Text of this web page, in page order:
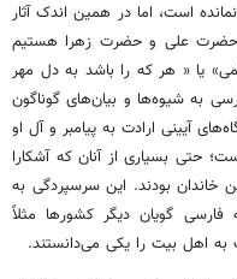
است، اما در همین اندک آثار
حضرت علی و حضرت زهرا هستیم
یا « هر که را باشد به دل مهر
به شیوه‌ها و ‏بیان‌های گوناگون
آیینی ارادت به پیامبر و آل او
حتی بسیاری از آنان که آشکارا
بودند. این سرسپردگی به
گویان دیگر ‏کشورها مثلاً
به اهل بیت را یکی می‌دانستند.